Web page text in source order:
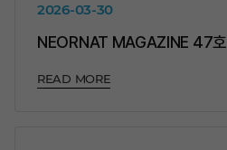
2026-03-30
NEORNAT MAGAZINE 47호
READ MORE